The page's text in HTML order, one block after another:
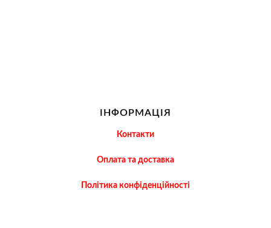
ІНФОРМАЦІЯ
Контакти
Оплата та доставка
Політика конфіденційності